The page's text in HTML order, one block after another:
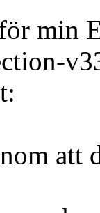
min
att